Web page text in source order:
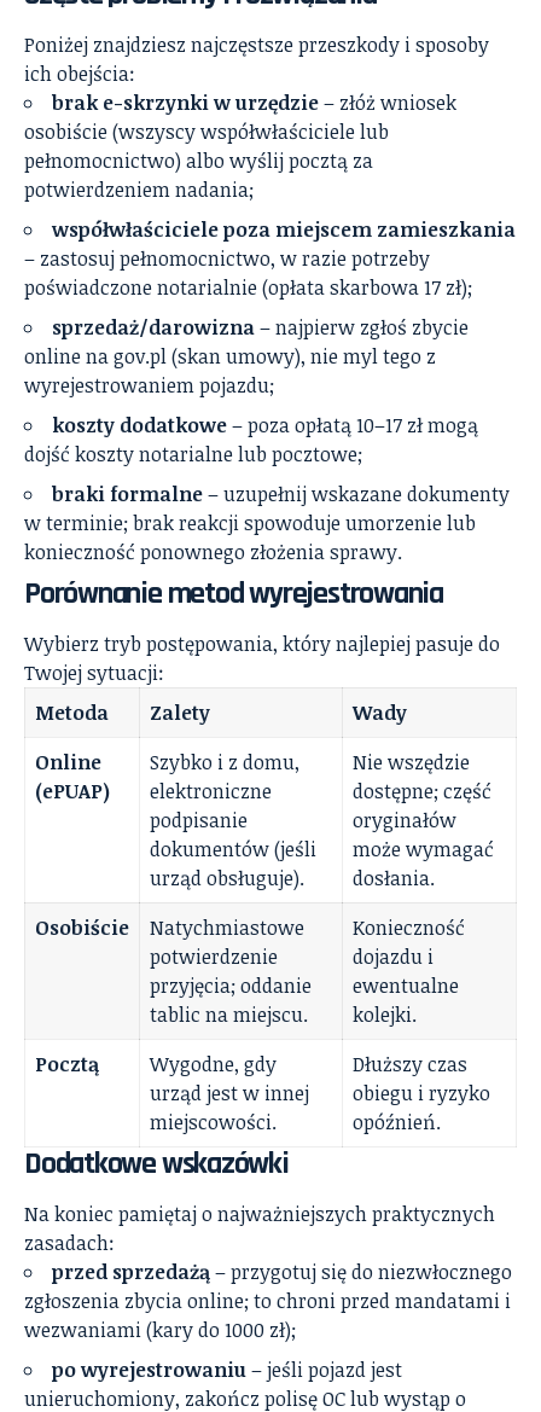
Poniżej znajdziesz najczęstsze przeszkody i sposoby
ich obejścia:
brak e-skrzynki w urzędzie– złóż wniosek
osobiście (wszyscy współwłaściciele lub
pełnomocnictwo) albo wyślij pocztą za
potwierdzeniem nadania;
współwłaściciele poza miejscem zamieszkania
– zastosuj pełnomocnictwo, w razie potrzeby
poświadczone notarialnie (opłata skarbowa 17 zł);
sprzedaż/darowizna– najpierw zgłoś zbycie
online na gov.pl (skan umowy), nie myl tego z
wyrejestrowaniem pojazdu;
koszty dodatkowe– poza opłatą 10–17 zł mogą
dojść koszty notarialne lub pocztowe;
braki formalne– uzupełnij wskazane dokumenty
w terminie; brak reakcji spowoduje umorzenie lub
konieczność ponownego złożenia sprawy.
Porównanie metod wyrejestrowania
Wybierz tryb postępowania, który najlepiej pasuje do
Twojej sytuacji:
Metoda
Zalety
Wady
Online
(ePUAP)
Szybko i z domu,
elektroniczne
podpisanie
dokumentów (jeśli
urząd obsługuje).
Nie wszędzie
dostępne; część
oryginałów
może wymagać
dosłania.
Osobiście
Natychmiastowe
potwierdzenie
przyjęcia; oddanie
tablic na miejscu.
Konieczność
dojazdu i
ewentualne
kolejki.
Pocztą
Wygodne, gdy
urząd jest w innej
miejscowości.
Dłuższy czas
obiegu i ryzyko
opóźnień.
Dodatkowe wskazówki
Na koniec pamiętaj o najważniejszych praktycznych
zasadach:
przed sprzedażą– przygotuj się do niezwłocznego
zgłoszenia zbycia online; to chroni przed mandatami i
wezwaniami (kary do 1000 zł);
po wyrejestrowaniu– jeśli pojazd jest
unieruchomiony, zakończ polisę OC lub wystąp o